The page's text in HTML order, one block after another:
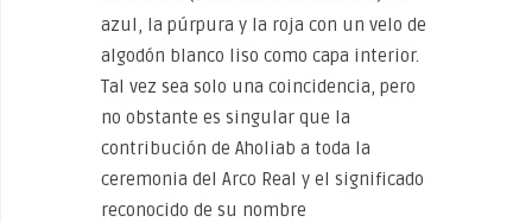
azul, la púrpura y la roja con un velo de
algodón blanco liso como capa interior.
Tal vez sea solo una coincidencia, pero
no obstante es singular que la
contribución de Aholiab a toda la
ceremonia del Arco Real y el significado
reconocido de su nombre